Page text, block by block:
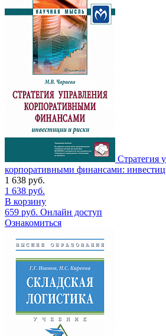
Стратегия
корпоративными финансами:
1 638 руб.
1 638 руб.
В корзину
659 руб. Онлайн доступ
Ознакомиться